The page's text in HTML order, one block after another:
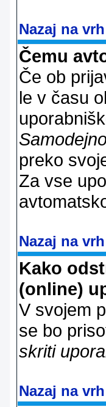
Nazaj na vrh
Čemu
Če ob
le v času
preko
Za vse
Nazaj na vrh
Kako
(online)
V svojem
se bo
skriti
Nazaj na vrh